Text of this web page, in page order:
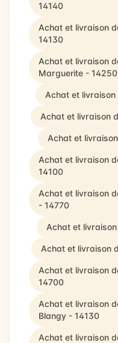
14140
Achat et livraison
14130
Achat et livraison
Marguerite - 14250
Achat et livraison
Achat et livraison
Achat et
Achat et livraison
14100
Achat et livraison
- 14770
Achat et
Achat et livraison
Achat et livraison
14700
Achat et livraison
Blangy - 14130
Achat et livraison